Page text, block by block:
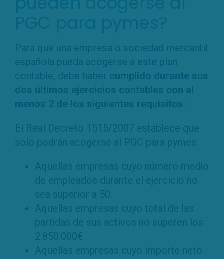
Para que una empresa o sociedad mercantil
española pueda acogerse a este plan
contable, debe haber cumplido durante sus
dos últimos ejercicios contables con al
menos 2 de los siguientes requisitos
El Real Decreto 1515/2007 establece que
solo podrán acogerse al PGC para pymes:
Aquellas empresas cuyo número medio
de empleados durante el ejercicio no
sea superior a 50.
Aquellas empresas cuyo total de las
partidas de sus activos no superen los
2.850.000€
Aquellas empresas cuyo importe neto